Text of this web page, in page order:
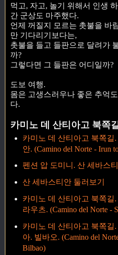
먹고, 자고, 놀기 위해서 인생
간 군상도 마주했다.
언제 꺼질지 모르는 촛불을 바
만 기다리기보다는,
촛불을 들고 들판으로 달려가
까?
그렇다면 그 들판은 어디일까?
도보 여행.
몸은 고생스러우나 좋은 추억
다.
카미노 데 산티아고 북쪽
카미노 데 산티아고 북쪽길
안. (Camino del Norte - Irun
펜션 압 도미니. 산 세바스
산 세바스티안 둘러보기
카미노 데 산티아고 북쪽길
라우츠. (Camino del Norte -
카미노 데 산티아고 북쪽길.
아. 빌바오. (Camino del
Bilbao)